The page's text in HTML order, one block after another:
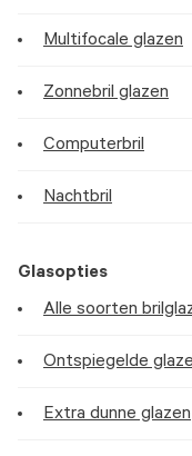
Multifocale glazen
Zonnebril glazen
Computerbril
Nachtbril
Glasopties
Alle soorten
Ontspiegelde
Extra dunne glazen